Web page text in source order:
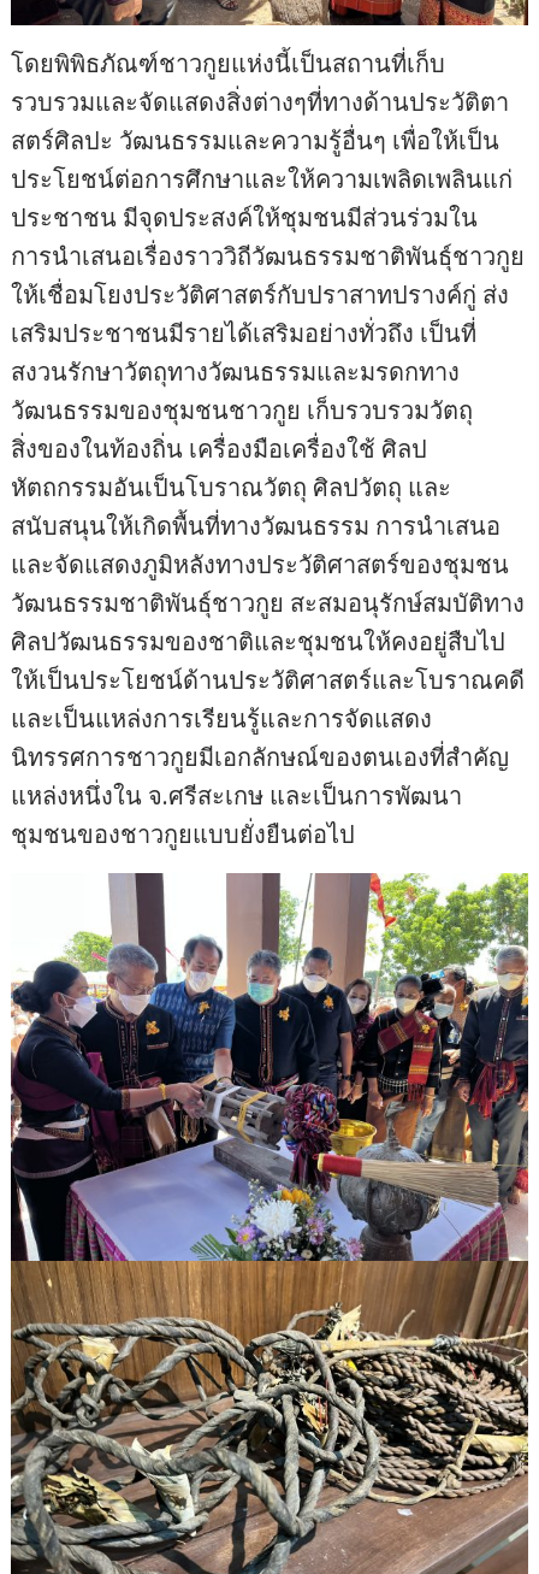
โดยพิพิธภัณฑ์ชาวกูยแห่งนี้เป็นสถานที่เก็บ
รวบรวมและจัดแสดงสิ่งต่างๆที่ทางด้านประวัติตา
สตร์ศิลปะ วัฒนธรรมและความรู้อื่นๆ เพื่อให้เป็น
ประโยชน์ต่อการศึกษาและให้ความเพลิดเพลินแก่
ประชาชน มีจุดประสงค์ให้ชุมชนมีส่วนร่วมใน
การนำเสนอเรื่องราววิถีวัฒนธรรมชาติพันธุ์ชาวกูย
ให้เชื่อมโยงประวัติศาสตร์กับปราสาทปรางค์กู่ ส่ง
เสริมประชาชนมีรายได้เสริมอย่างทั่วถึง เป็นที่
สงวนรักษาวัตถุทางวัฒนธรรมและมรดกทาง
วัฒนธรรมของชุมชนชาวกูย เก็บรวบรวมวัตถุ
สิ่งของในท้องถิ่น เครื่องมือเครื่องใช้ ศิลป
หัตถกรรมอันเป็นโบราณวัตถุ ศิลปวัตถุ และ
สนับสนุนให้เกิดพื้นที่ทางวัฒนธรรม การนำเสนอ
และจัดแสดงภูมิหลังทางประวัติศาสตร์ของชุมชน
วัฒนธรรมชาติพันธุ์ชาวกูย สะสมอนุรักษ์สมบัติทาง
ศิลปวัฒนธรรมของชาติและชุมชนให้คงอยู่สืบไป
ให้เป็นประโยชน์ด้านประวัติศาสตร์และโบราณคดี
และเป็นแหล่งการเรียนรู้และการจัดแสดง
นิทรรศการชาวกูยมีเอกลักษณ์ของตนเองที่สำคัญ
แหล่งหนึ่งใน จ.ศรีสะเกษ และเป็นการพัฒนา
ชุมชนของชาวกูยแบบยั่งยืนต่อไป